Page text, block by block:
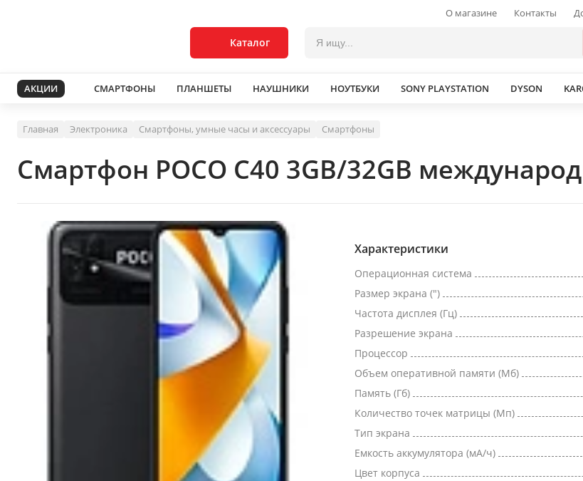
О магазине Контакты
Каталог
АКЦИИ СМАРТФОНЫ ПЛАНШЕТЫ НАУШНИКИ НОУТБУКИ SONY PLAYSTATION DYSON
Главная Электроника Смартфоны, умные часы и аксессуары Смартфоны
Смартфон POCO C40 3GB/32GB
Характеристики
Операционная система
Размер экрана (")
Частота дисплея (Гц)
Разрешение экрана
Процессор
Объем оперативной памяти (Мб)
Память (Гб)
Количество точек матрицы (Мп)
Тип экрана
Емкость аккумулятора (мА/ч)
Цвет корпуса